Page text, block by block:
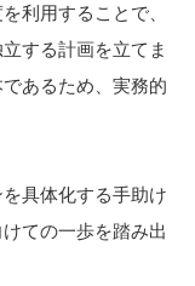
利用することで、
する計画を立てま
あるため、実務的
具体化する手助け
ての一歩を踏み出